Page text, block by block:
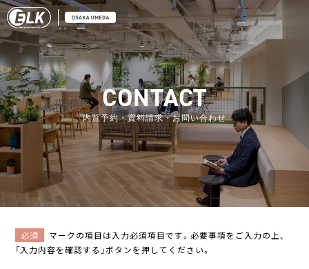
CONTACT
内覧予約・資料請求・お問い合わせ
必須
マークの項目は入力必須項目です。必要事項をご入力の上、
「入力内容を確認する」ボタンを押してください。